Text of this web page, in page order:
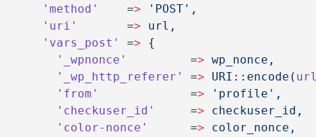
      'method'
    =
> 'POST',
      'uri'
       =
> url,
      'vars_post'
=> {
        '_wpnonce'
         =
> wp_nonce,
        '_wp_http_referer'
=> URI::encode (
        'from'
             =
> 'profile',
        'checkuser_id'
     =
> checkuser_id,
        'color-nonce'
      =
> color_nonce,